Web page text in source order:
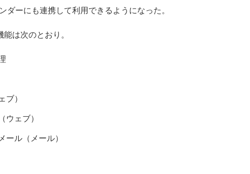
ダーにも連携して利用できるようになった。
は次のとおり。
）
ェブ）
ル（メール）